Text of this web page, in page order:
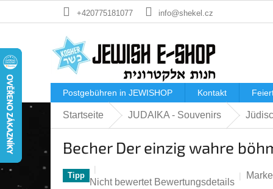
+420775181077 info@shekel.cz
Postgebühren in JEWISHOP Kontakt
Startseite JUDAIKA - Souvenirs
Becher Der einzig wahre
Tipp
Die
Nicht bewertet Bewertungsdetails